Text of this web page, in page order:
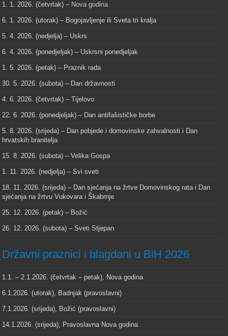
1. 1. 2026. (četvrtak) – Nova godina
6. 1. 2026. (utorak) – Bogojavljenje ili Sveta tri kralja
5. 4. 2026. (nedjelja) – Uskrs
6. 4. 2026. (ponedjeljak) – Uskrsni ponedjeljak
1. 5. 2026. (petak) – Praznik rada
30. 5. 2026. (subota) – Dan državnosti
4. 6. 2026. (četvrtak) – Tijelovo
22. 6. 2026. (ponedjeljak) – Dan antifašističke borbe
5. 8. 2026. (srijeda) – Dan pobjede i domovinske zahvalnosti i Dan
hrvatskih branitelja
15. 8. 2026. (subota) – Velika Gospa
1. 11. 2026. (nedjelja) – Svi sveti
18. 11. 2026. (srijeda) – Dan sjećanja na žrtve Domovinskog rata i Dan
sjećanja na žrtvu Vukovara i Škabrnje
25. 12. 2026. (petak) – Božić
26. 12. 2026. (subota) – Sveti Stjepan
Državni praznici i blagdani u BiH 2026
1.1. – 2.1.2026. (četvrtak – petak), Nova godina
6.1.2026. (utorak), Badnjak (pravoslavni)
7.1.2026. (srijeda), Božić (pravoslavni)
14.1.2026. (srijeda), Pravoslavna Nova godina